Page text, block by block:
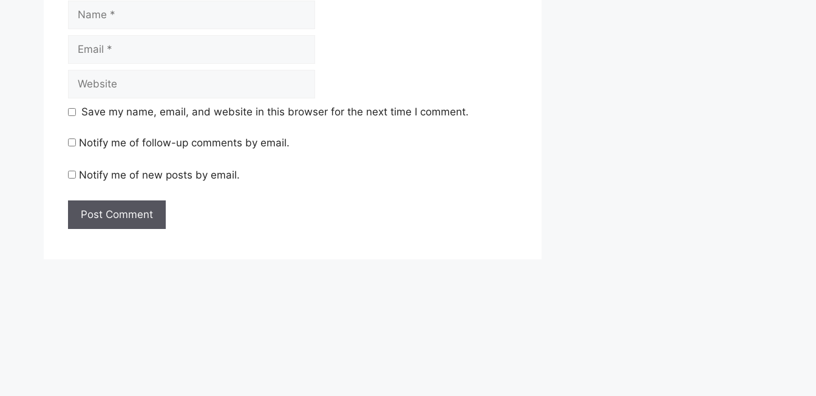
Name
Email
Website
Save my name, email, and website in this browser for the next time I comment.
Notify me of follow-up comments by email.
Notify me of new posts by email.